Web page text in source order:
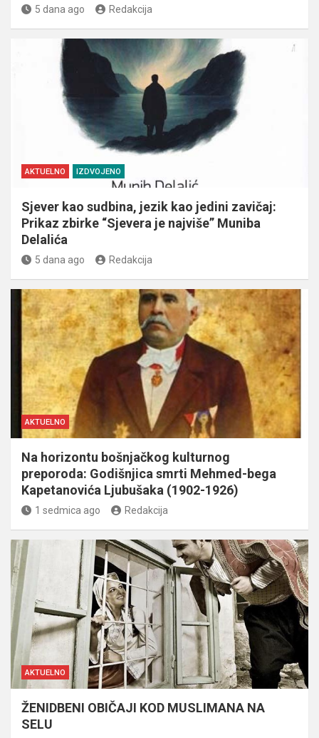
5 dana ago Redakcija
AKTUELNO IZDVOJENO
Sjever kao sudbina, jezik kao jedini zavičaj:
Prikaz zbirke “Sjevera je najviše” Muniba
Delalića
5 dana ago Redakcija
AKTUELNO
Na horizontu bošnjačkog kulturnog
preporoda: Godišnjica smrti Mehmed-bega
Kapetanovića Ljubušaka (1902-1926)
1 sedmica ago Redakcija
AKTUELNO
ŽENIDBENI OBIČAJI KOD MUSLIMANA NA
SELU